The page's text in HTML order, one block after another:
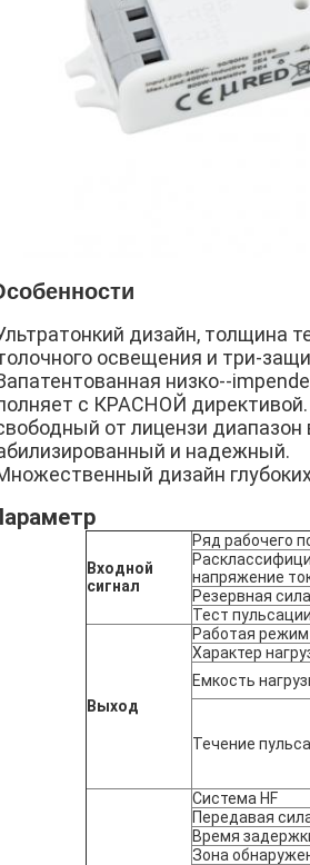
дизайн, толщина
освещения и три-
низко--
с КРАСНОЙ директивой.
от лицензи
и надежный.
дизайн
Входной
сигнал
Ряд рабочего
напряжение
Резервная сила
Тест пульсации
Выход
Работая режим
Характер
Емкость
Течение
Система HF
Передавая
Время
Зона